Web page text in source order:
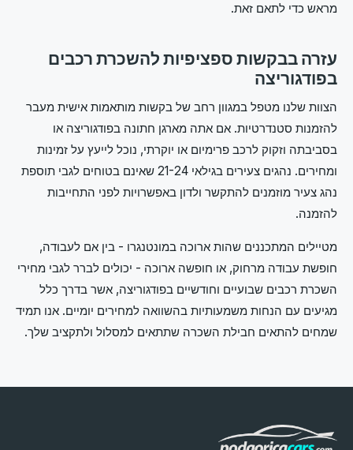
מראש כדי לתאם זאת.
עזרה בבקשות ספציפיות להשכרת רכבים
בפודגוריצה
הצוות שלנו מטפל במגוון רחב של בקשות מותאמות אישית מעבר
להזמנות סטנדרטיות. אם אתה מארגן חתונה בפודגוריצה או
בסביבתה וזקוק לרכב פרימיום או יוקרתי, נוכל לייעץ על זמינות
ומחירים. נהגים צעירים בגילאי 21-24 שאינם בטוחים לגבי תוספת
נהג צעיר מוזמנים להתקשר ולדון באפשרויות לפני התחייבות
להזמנה.
מטיילים המתכננים שהות ארוכה במונטנגרו - בין אם לעבודה,
חופשת עבודה מרחוק, או חופשה ארוכה - יכולים לברר לגבי מחירי
השכרת רכבים שבועיים וחודשיים בפודגוריצה, אשר בדרך כלל
מגיעים עם הנחות משמעותיות בהשוואה למחירים יומיים. אנו תמיד
שמחים להתאים חבילת השכרה שתתאים למסלול ולתקציב שלך.